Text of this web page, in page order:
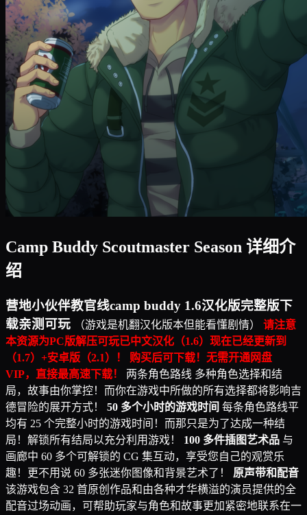
Camp Buddy Scoutmaster Season 详细介
绍
营地小伙伴教官线camp buddy 1.6汉化版完整版下
载亲测可玩
（游戏是机翻汉化版本但能看懂剧情）
请注意
本资源为PC版解压可玩已中文汉化（1.6）现在已经更新到
（1.7）+安卓版（2.1）！
购买后可下载！无需开通网盘
VIP，直接最高速下载！
两条角色路线 多种角色选择和结
局，故事由你掌控！而你在游戏中所做的所有选择都将影响吉
德冒险的展开方式！ 50 多个小时的游戏时间 每条角色路线平
均有 25 个完整小时的游戏时间！而那只是为了达成一种结
局！解锁所有结局以充分利用游戏！ 100 多件插图艺术品 与
画廊中 60 多个可解锁的 CG 集互动，享受您自己的观赏乐
趣！更不用说 60 多张迷你图像和背景艺术了！ 原声带和配音
该游戏包含 32 首原创作品和由各种才华横溢的演员提供的全
配音过场动画，可帮助玩家与角色和故事更加紧密地联系在一